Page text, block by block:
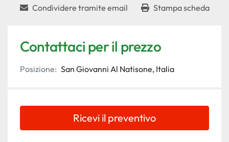
Condividere tramite email Stampa scheda
Contattaci per il prezzo
Posizione: San Giovanni Al Natisone, Italia
Ricevi il preventivo